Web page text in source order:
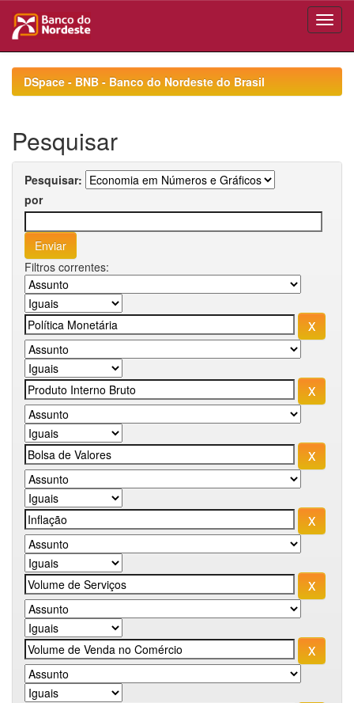
navigationDSpace - BNB - Banco do Nordeste do Brasil
Pesquisar
Pesquisar:
por
Filtros correntes: